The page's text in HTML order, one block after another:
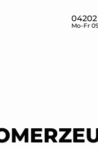
04202
Mo-Fr